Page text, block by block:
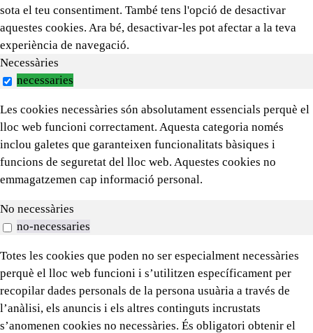
sota el teu consentiment. També tens l'opció de desactivar
aquestes cookies. Ara bé, desactivar-les pot afectar a la teva
experiència de navegació.
Necessàries
necessaries
Les cookies necessàries són absolutament essencials perquè el
lloc web funcioni correctament. Aquesta categoria només
inclou galetes que garanteixen funcionalitats bàsiques i
funcions de seguretat del lloc web. Aquestes cookies no
emmagatzemen cap informació personal.
No necessàries
no-necessaries
Totes les cookies que poden no ser especialment necessàries
perquè el lloc web funcioni i s’utilitzen específicament per
recopilar dades personals de la persona usuària a través de
l’anàlisi, els anuncis i els altres continguts incrustats
s’anomenen cookies no necessàries. És obligatori obtenir el